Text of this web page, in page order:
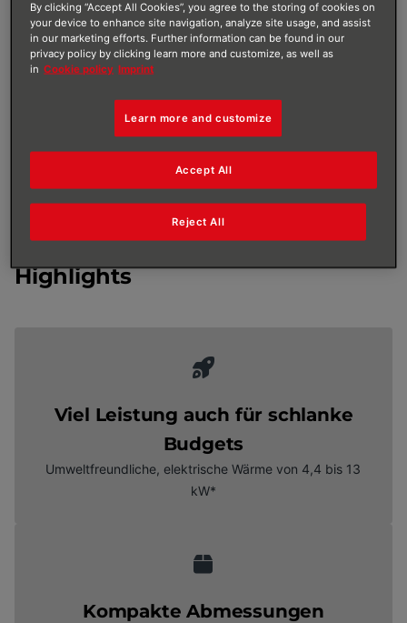
Highlights
Viel Leistung auch für schlanke
Budgets
Umweltfreundliche, elektrische Wärme von 4,4 bis 13
kW*
Kompakte Abmessungen
By clicking “Accept All Cookies”, you agree to the storing of cookies on
your device to enhance site navigation, analyze site usage, and assist
in our marketing efforts. Further information can be found in our
privacy policy by clicking learn more and customize, as well as
in Cookie policy Imprint
Learn more and customize
Reject All
Accept All